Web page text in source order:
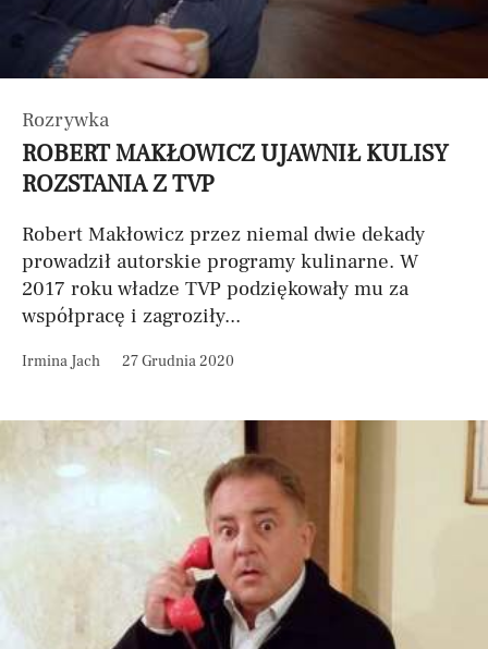
Rozrywka
ROBERT MAKŁOWICZ UJAWNIŁ KULISY
ROZSTANIA Z TVP
Robert Makłowicz przez niemal dwie dekady
prowadził autorskie programy kulinarne. W
2017 roku władze TVP podziękowały mu za
współpracę i zagroziły...
Irmina Jach 27 Grudnia 2020